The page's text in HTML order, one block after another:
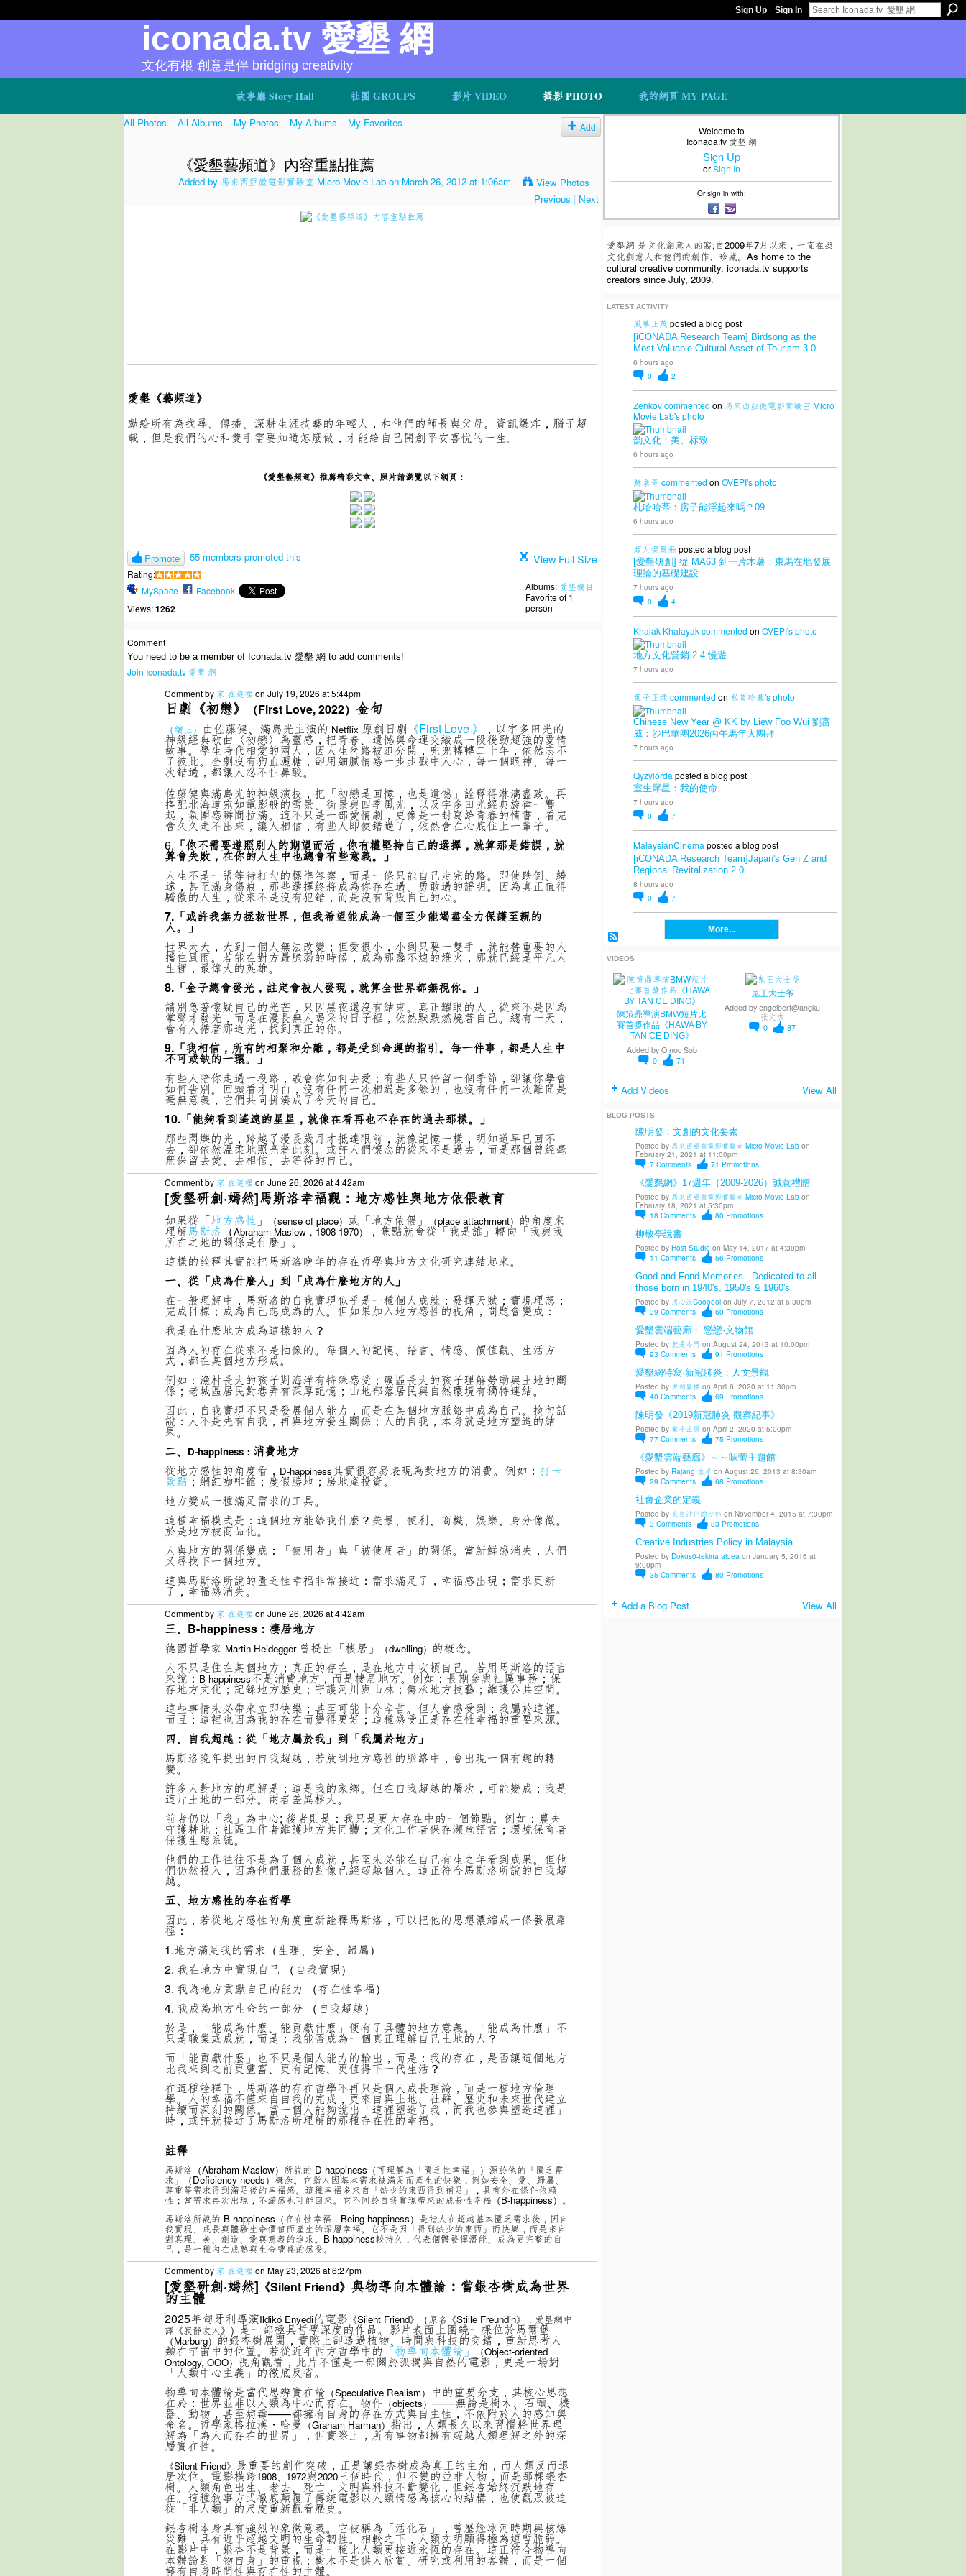
Sign Up Sign In
故事廳 Story Hall 社團 GROUPS 影片 VIDEO 攝影 PHOTO 我的網頁 MY PAGE
iconada.tv 愛墾 網
文化有根 創意是伴 bridging creativity
All Photos All Albums My Photos My Albums My Favorites Add
《愛墾藝頻道》內容重點推薦
Added by 馬來西亞微電影實驗室 Micro Movie Lab on March 26, 2012 at 1:06am
View Photos
Previous | Next
愛墾《藝頻道》
獻給所有為找尋、傳播、深耕生涯技藝的年輕人，和他們的師長與父母。資訊爆炸，腦子超
載，但是我們的心和雙手需要知道怎麼做，才能給自己開創平安喜悅的一生。
《愛墾藝頻道》推薦精彩文章、照片請瀏覽以下網頁：
Promote 55 members promoted this
Rating:
MySpace
Facebook
Views:1262
View Full Size
Albums: 愛墾欄目
Favorite of 1
person
Comment
You need to be a member of Iconada.tv 愛墾 網 to add comments!
Join Iconada.tv 愛墾 網
Comment by 家 在這裡 on July 19, 2026 at 5:44pm
日劇《初戀》 （First Love, 2022） 金句
（續上） 由佐藤健、滿島光主演的 Netflix 原創日劇 《First Love 》 ，以宇多田光的
神級經典歌曲〈初戀〉為靈感，把青春、遺憾與命運交織成一段後勁超強的愛情
故事。學生時代相愛的兩人，因人生岔路被迫分開，兜兜轉轉二十年，依然忘不
了彼此。全劇沒有狗血灑糖，卻用細膩情感一步步戳中人心，每一個眼神、每一
次錯過，都讓人忍不住鼻酸。
佐藤健與滿島光的神級演技，把「初戀是回憶，也是遺憾」詮釋得淋漓盡致。再
搭配北海道宛如電影般的雪景、街景與四季風光，以及宇多田光經典旋律一響
起，氛圍感瞬間拉滿。這不只是一部愛情劇，更像是一封寫給青春的情書，看完
會久久走不出來，讓人相信，有些人即使錯過了，依然會在心底住上一輩子。
6. 「你不需要遵照別人的期望而活，你有權堅持自己的選擇，就算那是錯誤，就
算會失敗，在你的人生中也總會有些意義。」
人生不是一張等待打勾的標準答案，而是一條只能自己走完的路。即使跌倒、繞
遠，甚至滿身傷痕，那些選擇終將成為你存在過、勇敢過的證明。因為真正值得
驕傲的人生，從來不是沒有犯錯，而是沒有背叛自己的心。
7.「或許我無力拯救世界，但我希望能成為一個至少能竭盡全力保護至親的
人。」
世界太大，大到一個人無法改變；但愛很小，小到只要一雙手，就能替重要的人
擋住風雨。若能在對方最脆弱的時候，成為那盞不熄的燈火，那就已經是平凡人
生裡，最偉大的英雄。
8.「金子總會發光，註定會被人發現，就算全世界都無視你。」
請別急著懷疑自己的光芒，只因黑夜還沒有結束。真正耀眼的人，從來不是因為
掌聲才發光，而是在漫長無人喝采的日子裡，依然默默燃燒著自己。總有一天，
會有人循著那道光，找到真正的你。
9.「我相信，所有的相聚和分離，都是受到命運的指引。每一件事，都是人生中
不可或缺的一環。」
有些人陪你走過一段路，教會你如何去愛；有些人只停留一個季節，卻讓你學會
如何告別。回頭看才明白，沒有任何一次相遇是多餘的，也沒有任何一次離開是
毫無意義，它們共同拼湊成了今天的自己。
10.「能夠看到遙遠的星星，就像在看再也不存在的過去那樣。」
那些閃爍的光，跨越了漫長歲月才抵達眼前，就像記憶一樣，明知道早已回不
去，卻依然溫柔地照亮著此刻。或許人們懷念的從來不是過去，而是那個曾經毫
無保留去愛、去相信、去等待的自己。
Comment by 家 在這裡 on June 26, 2026 at 4:42am
[愛墾研創·嫣然]馬斯洛幸福觀：地方感性與地方依偎教育
如果從「地方感性 」 （sense of place） 或「地方依偎」 （place attachment） 的角度來
理解馬斯洛（Abraham Maslow，1908-1970） ，焦點就會從「我是誰」轉向「我與我
所在之地的關係是什麼」。
這樣的詮釋其實能把馬斯洛晚年的存在哲學與地方文化研究連結起來。
一、從「成為什麼人」到「成為什麼地方的人」
在一般理解中，馬斯洛的自我實現似乎是一種個人成就：發揮天賦；實現理想；
完成目標；成為自己想成為的人。但如果加入地方感性的視角，問題會變成：
我是在什麼地方成為這樣的人？
因為人的存在從來不是抽像的。每個人的記憶、語言、情感、價值觀、生活方
式，都在某個地方形成。
例如：漁村長大的孩子對海洋有特殊感受；礦區長大的孩子理解勞動與土地的關
係； 老城區居民對巷弄有深厚記憶；山地部落居民與自然環境有獨特連結。
因此，自我實現不只是發展個人能力，而是在某個地方脈絡中成為自己。換句話
說：人不是先有自我，再與地方發生關係；人的自我，本身就是地方塑造的結
果。
二、
D-happiness： 消費地方
從地方感性的角度看， D-happiness其實很容易表現為對地方的消費。 例如： 打卡
景點；網紅咖啡館；度假勝地；房地產投資。
地方變成一種滿足需求的工具。
這種幸福模式是：這個地方能給我什麼？美景、便利、商機、娛樂、身分像徵。
於是地方被商品化。
人與地方的關係變成：「使用者」與「被使用者」的關係。當新鮮感消失，人們
又尋找下一個地方。
這與馬斯洛所說的匱乏性幸福非常接近：需求滿足了，幸福感出現；需求更新
了，幸福感消失。
Comment by 家 在這裡 on June 26, 2026 at 4:42am
三、B-happiness：棲居地方
德國哲學家 Martin Heidegger曾提出「棲居」 （dwelling） 的概念。
人不只是住在某個地方；真正的存在，是在地方中安頓自己。若用馬斯洛的語言
來說：B-happiness不是消費地方，而是棲居地方。例如：長期參與社區事務；保
存地方文化；記錄地方歷史；守護河川與山林；傳承地方技藝；維護公共空間。
這些事情未必帶來立即快樂；甚至可能十分辛苦。但人會感受到：我屬於這裡。
而且：這裡也因為我的存在而變得更好；這種感受正是存在性幸福的重要來源。
四、自我超越：從「地方屬於我」到「我屬於地方」
馬斯洛晚年提出的自我超越，若放到地方感性的脈絡中，會出現一個有趣的轉
變。
許多人對地方的理解是：這是我的家鄉。但在自我超越的層次，可能變成：我是
這片土地的一部分。兩者差異極大。
前者仍以「我」為中心; 後者則是：我只是更大存在中的一個節點。例如：農夫
守護耕地；社區工作者維護地方共同體；文化工作者保存瀕危語言；環境保育者
保護生態系統。
他們的工作往往不是為了個人成就，甚至未必能在自己有生之年看到成果。但他
們仍然投入，因為他們服務的對像已經超越個人。這正符合馬斯洛所說的自我超
越。
五、地方感性的存在哲學
因此，若從地方感性的角度重新詮釋馬斯洛，可以把他的思想濃縮成一條發展路
徑：
1.地方滿足我的需求（生理、安全、歸屬）
2. 我在地方中實現自己 （自我實現）
3. 我為地方貢獻自己的能力 （存在性幸福）
4. 我成為地方生命的一部分 （自我超越）
於是，「能成為什麼、能貢獻什麼」便有了具體的地方意義。「能成為什麼」不
只是職業或成就，而是：我能否成為一個真正理解自己土地的人？
而「能貢獻什麼」也不只是個人能力的輸出，而是：我的存在，是否讓這個地方
比我來到之前更豐富、更有記憶、更值得下一代生活？
在這種詮釋下，馬斯洛的存在哲學不再只是個人成長理論，而是一種地方倫理
學。人的幸福不僅來自自我的完成，更來自與土地、社群、歷史和未來世代建立
持續而深刻的關係。當一個人能夠說出「這裡塑造了我，而我也參與塑造這裡」
時，或許就接近了馬斯洛所理解的那種存在性的幸福。
註釋
馬斯洛（Abraham Maslow）所說的 D-happiness（可理解為「匱乏性幸福」）源於他的「匱乏需
求」（Deficiency needs）概念。它指人因基本需求被滿足而產生的快樂，例如安全、愛、歸屬、
尊重等需求得到滿足後的幸福感。這種幸福多來自「缺少的東西得到補足」，具有外在條件依賴
性；當需求再次出現，不滿感也可能回來。它不同於自我實現帶來的成長性幸福（B-happiness）。
馬斯洛所說的 B-happiness（存在性幸福，Being-happiness）是指人在超越基本匱乏需求後，因自
我實現、成長與體驗生命價值而產生的深層幸福。它不是因「得到缺少的東西」而快樂，而是來自
對真理、美、創造、愛與意義的追求。B-happiness較持久，代表個體發揮潛能、成為更完整的自
己，是一種內在成熟與生命豐盛的感受。
Comment by 家 在這裡 on May 23, 2026 at 6:27pm
[愛墾研創·嫣然] 《Silent Friend》 與物導向本體論：當銀杏樹成為世界
的主體
2025年匈牙利導演Ildikó Enyedi的電影 《Silent Friend》（原名《Stille Freundin》，爱垦網中
譯《寂静友人》） 是一部極具哲學深度的作品。影片表面上圍繞一棵位於馬爾堡
（Marburg） 的銀杏樹展開，實際上卻透過植物、時間與科技的交錯，重新思考人
類在宇宙中的位置。若從近年西方哲學中的「物導向本體論」 （Object-oriented
Ontology, OOO） 視角觀看，此片不僅是一部關於孤獨與自然的電影，更是一場對
「人類中心主義」的徹底反省。
物導向本體論是當代思辨實在論 （Speculative Realism） 中的重要分支，其核心思想
在於：世界並非以人類為中心而存在。物件 （objects） ——無論是樹木、石頭、機
器、動物，甚至病毒——都擁有自身的存在方式與自主性，不依附於人的感知與
命名。哲學家格拉漢・哈曼 （Graham Harman） 指出，人類長久以來習慣將世界理
解為「為人而存在的世界」，但實際上，所有事物都擁有超越人類理解之外的深
層實在性。
《Silent Friend》 最重要的創作突破，正是讓銀杏樹成為真正的主角，而人類反而退
居次位。電影橫跨1908、1972與2020三個時代，但不變的並非人物，而是那棵銀杏
樹。人類角色出生、老去、死亡，文明與科技不斷變化，但銀杏始終沉默地存
在。這種敘事方式徹底顛覆了傳統電影以人類情感為核心的結構，也使觀眾被迫
從「非人類」的尺度重新觀看歷史。
銀杏樹本身具有強烈的象徵意義。它被稱為「活化石」，曾歷經冰河時期與核爆
災難，具有近乎超越文明的生命韌性。相較之下，人類文明顯得極為短暫脆弱。
在影片中，銀杏不是背景，而是一種比人類更接近永恆的存在。這正符合物導向
本體論對「物自身」的重視：樹木不是供人欣賞、研究或利用的客體，而是一個
擁有自身時間性與存在性的主體。
Welcome to
Iconada.tv 愛墾 網
Sign Up
orSign In
Or sign in with:
愛墾網 是文化創意人的窩;自2009年7月以來，一直在挺
文化創意人和他們的創作、珍藏。As home to the
cultural creative community, iconada.tv supports
creators since July, 2009.
LATEST ACTIVITY
風華正茂 posted a blog post
[iCONADA Research Team] Birdsong as the
Most Valuable Cultural Asset of Tourism 3.0
6 hours ago
0
2
Zenkovcommented on 馬來西亞微電影實驗室 Micro
Movie Lab'sphoto
韵文化：美、标致
6 hours ago
鮮拿哥 commented on OVEPI'sphoto
札哈哈蒂：房子能浮起來嗎？09
6 hours ago
超人偶爾飛 posted a blog post
[愛墾研創] 從 MA63 到一片木薯：東馬在地發展
理論的基礎建設
7 hours ago
0
4
Khalak Khalayakcommented on OVEPI'sphoto
地方文化營銷 2.4 慢遊
7 hours ago
葉子正绿 commented on 私貨珍藏'sphoto
Chinese New Year @ KK by Liew Foo Wui 劉富
威：沙巴華團2026丙午馬年大團拜
7 hours ago
Qyzylorda posted a blog post
室生犀星：我的使命
7 hours ago
0
7
MalaysianCinema posted a blog post
[iCONADA Research Team]Japan's Gen Z and
Regional Revitalization 2.0
8 hours ago
0
7
More...
VIDEOS
陳策鼎導演BMW短片比
賽首獎作品《HAWA BY
TAN CE DING》
Added by O noc Sob
0
71
鬼王大士爷
Added byengelbert@angku
张文杰
0
87
Add Videos View All
BLOG POSTS
陳明發：文創的文化要素
Posted by 馬來西亞微電影實驗室 Micro Movie Labon
February 21, 2021 at 11:00pm
7 Comments 71 Promotions
《愛懇網》17週年（2009-2026）誠意禮贈
Posted by 馬來西亞微電影實驗室 Micro Movie Labon
February 18, 2021 at 5:30pm
18 Comments 80 Promotions
柳敬亭說書
Posted by Host Studioon May 14, 2017 at 4:30pm
11 Comments 56 Promotions
Good and Fond Memories - Dedicated to all
those born in 1940's, 1950's & 1960's
Posted by 用心涼Cooooolon July 7, 2012 at 6:30pm
39 Comments 60 Promotions
愛墾雲端藝廊： 戀戀·文物館
Posted by 就是冷門 on August 24, 2013 at 10:00pm
93 Comments 91 Promotions
愛墾網特寫·新冠肺炎：人文景觀
Posted by 罗刹蜃楼 on April 6, 2020 at 11:30pm
40 Comments 69 Promotions
陳明發《2019新冠肺炎 觀察紀事》
Posted by 葉子正绿 on April 2, 2020 at 5:00pm
77 Comments 75 Promotions
《愛墾雲端藝廊》～～味蕾主題館
Posted by Rajang 左岸 on August 26, 2013 at 8:30am
29 Comments 68 Promotions
社會企業的定義
Posted by 來自沙巴的沙邦 on November 4, 2015 at 7:30pm
3 Comments 83 Promotions
Creative Industries Policy in Malaysia
Posted by Dokusō-tekina aidea on January 5, 2016 at
9:00pm
35 Comments 80 Promotions
Add a Blog Post View All